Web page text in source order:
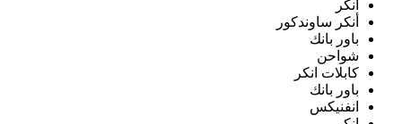
انكر
أنكر ساوندكور
باور بانك
شواحن
كابلات انكر
باور بانك
انفنيكس